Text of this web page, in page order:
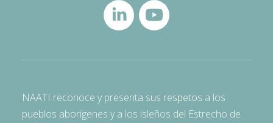
NAATI reconoce y presenta sus respetos a los
pueblos aborígenes y a los isleños del Estrecho de